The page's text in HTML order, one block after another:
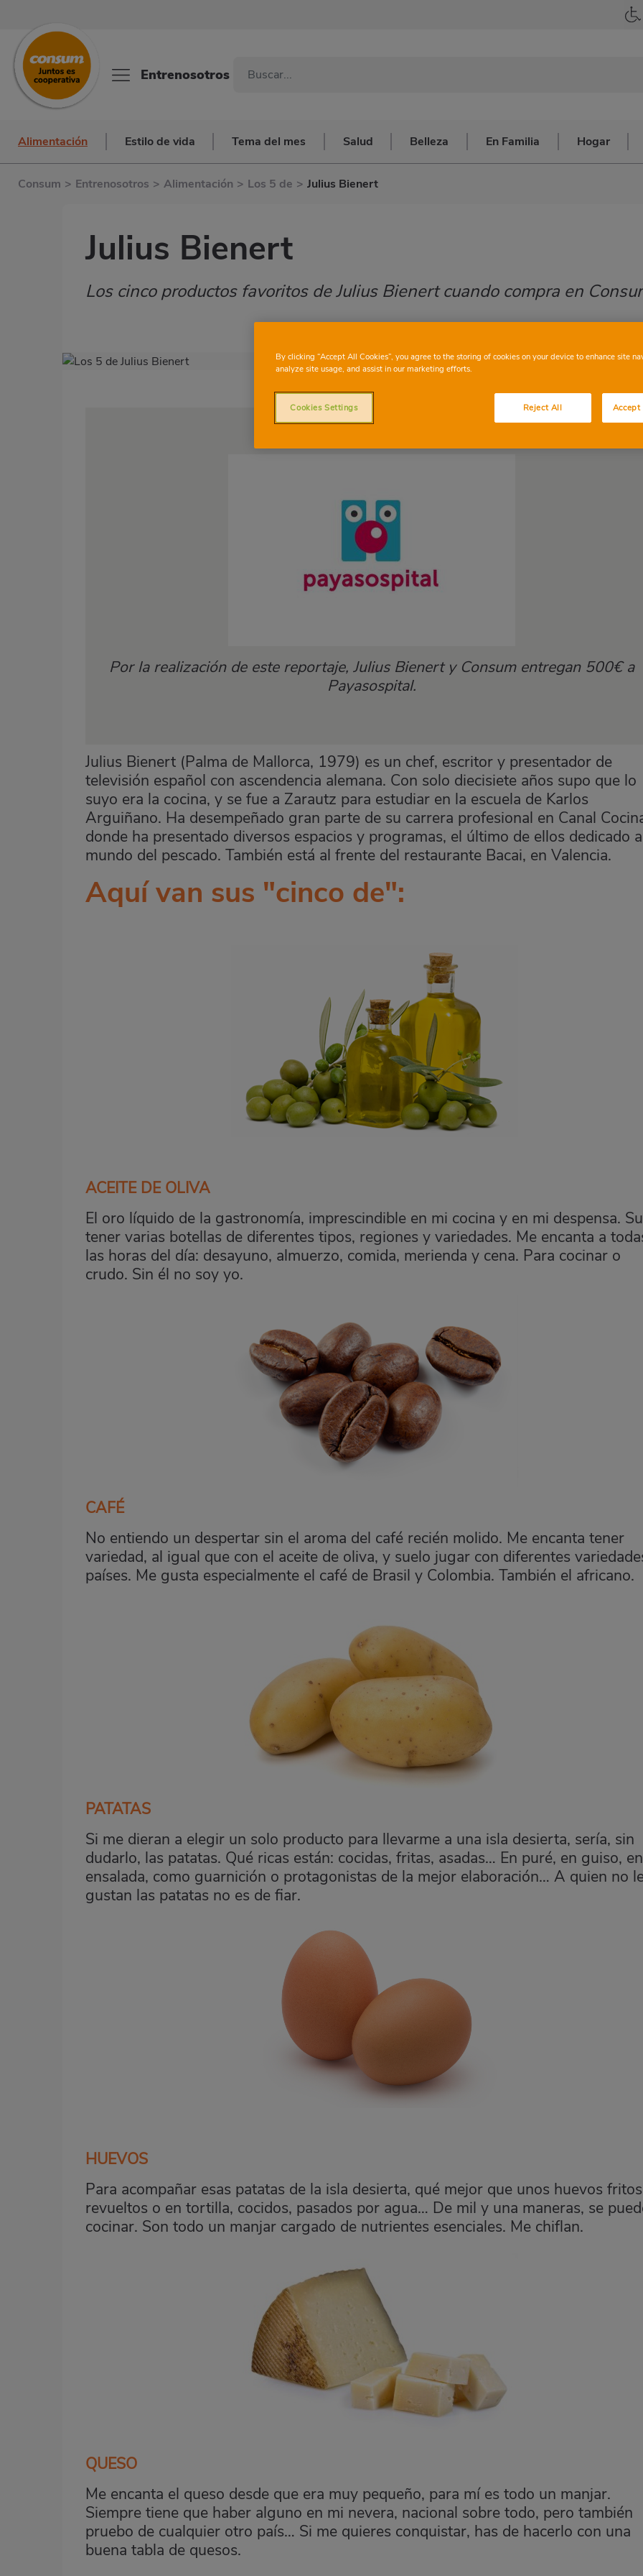
Entrenosotros
Alimentación Estilo de vida Tema del mes Salud Belleza En Familia Hogar
Consum > Entrenosotros > Alimentación > Los 5 de > Julius Bienert
Julius Bienert
Subtítulo
Los cinco productos favoritos de Julius Bienert cuando compra en
Imagen
Por la realización de este reportaje, Julius Bienert y Consum entregan 500€ a
Payasospital.
Julius Bienert (Palma de Mallorca, 1979) es un chef, escritor y presentador de
televisión español con ascendencia alemana. Con solo diecisiete años supo que lo
suyo era la cocina, y se fue a Zarautz para estudiar en la escuela de Karlos
Arguiñano. Ha desempeñado gran parte de su carrera profesional en Canal
donde ha presentado diversos espacios y programas, el último de ellos dedicado
mundo del pescado. También está al frente del restaurante Bacai, en Valencia.
Aquí van sus "cinco de":
ACEITE DE OLIVA
El oro líquido de la gastronomía, imprescindible en mi cocina y en mi despensa.
tener varias botellas de diferentes tipos, regiones y variedades. Me encanta a
las horas del día: desayuno, almuerzo, comida, merienda y cena. Para cocinar o
crudo. Sin él no soy yo.
CAFÉ
No entiendo un despertar sin el aroma del café recién molido. Me encanta tener
variedad, al igual que con el aceite de oliva, y suelo jugar con diferentes
países. Me gusta especialmente el café de Brasil y Colombia. También el africano.
PATATAS
Si me dieran a elegir un solo producto para llevarme a una isla desierta, sería, sin
dudarlo, las patatas. Qué ricas están: cocidas, fritas, asadas… En puré, en guiso, en
ensalada, como guarnición o protagonistas de la mejor elaboración… A quien no
gustan las patatas no es de fiar.
HUEVOS
Para acompañar esas patatas de la isla desierta, qué mejor que unos huevos
revueltos o en tortilla, cocidos, pasados por agua… De mil y una maneras, se
cocinar. Son todo un manjar cargado de nutrientes esenciales. Me chiflan.
QUESO
Me encanta el queso desde que era muy pequeño, para mí es todo un manjar.
Siempre tiene que haber alguno en mi nevera, nacional sobre todo, pero también
pruebo de cualquier otro país… Si me quieres conquistar, has de hacerlo con una
buena tabla de quesos.
By clicking “Accept All Cookies”, you agree to the storing of cookies on your device to enhance site
analyze site usage, and assist in our marketing efforts.
Reject All Accept
Cookies Settings